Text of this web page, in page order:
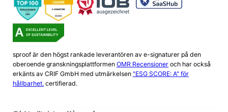
sproof är den högst rankade leverantören av e-signaturer på den
oberoende granskningsplattformen OMR Recensioneroch har också
erkänts av CRIF GmbH med utmärkelsen "ESG SCORE: A" för
hållbarhet.certifierad.